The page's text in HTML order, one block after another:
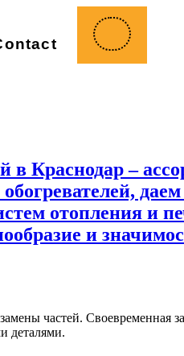
в Краснодар –
отопления и
и
частей. Своевременная
деталями.